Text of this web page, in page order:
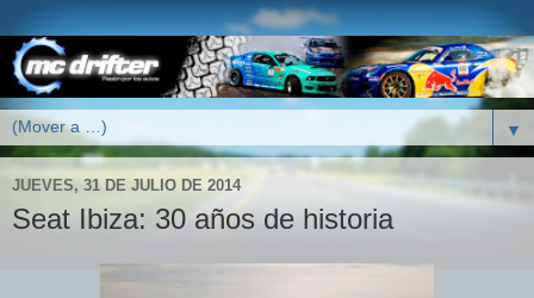
▼
JUEVES, 31 DE JULIO DE 2014
Seat Ibiza: 30 años de historia